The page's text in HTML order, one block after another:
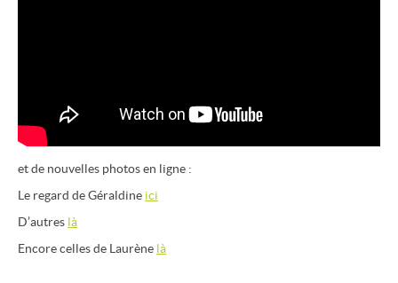
et de nouvelles photos en ligne :
Le regard de Géraldine ici
D’autres là
Encore celles de Laurène là